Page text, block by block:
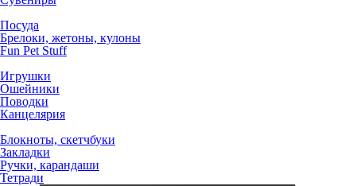
Посуда
Брелоки, жетоны, кулоны
Fun Pet Stuff
Игрушки
Ошейники
Поводки
Канцелярия
Блокноты, скетчбуки
Закладки
Ручки, карандаши
Тетради